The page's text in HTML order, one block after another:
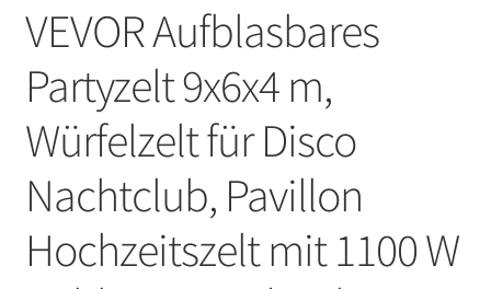
VEVOR Aufblasbares
Partyzelt 9x6x4 m,
Würfelzelt für Disco
Nachtclub, Pavillon
Hochzeitszelt mit 1100 W